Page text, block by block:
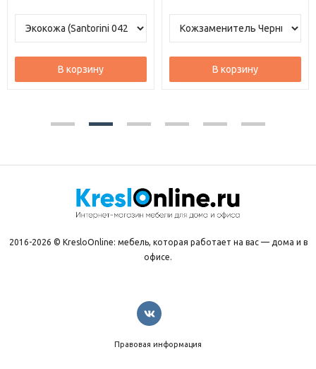
В корзину В корзину
2016-2026 © KresloOnline: мебель, которая работает на вас — дома и в
офисе.
Правовая информация